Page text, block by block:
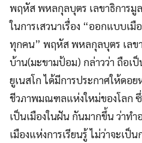
พฤหัส พหลกุลบุตร เลขาธิการมู
ในการเสวนาเรื่อง “ออกแบบเ
ทุกคน” พฤหัส พหลกุลบุตร เลข
บ้าน(มะขามป้อม) กล่าวว่า ถือเ
ยูเนสโก ได้มีการประกาศให้ดอ
ชีวภาพมณฑลแห่งใหม่ของโลก ซึ่
เป็นเมืองในฝัน กันมากขึ้น ว่าทำ
เมืองแห่งการเรียนรู้ ไม่ว่าจะเป็